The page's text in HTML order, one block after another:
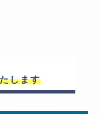
します